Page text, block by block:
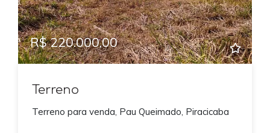
R$ 220.000,00
Terreno
Terreno para venda, Pau Queimado, Piracicaba